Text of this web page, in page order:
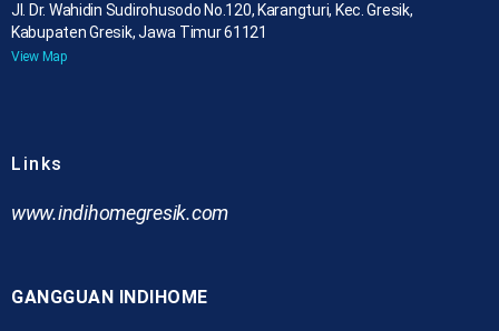
Jl. Dr. Wahidin Sudirohusodo No.120, Karangturi, Kec. Gresik,
Kabupaten Gresik, Jawa Timur 61121
View Map
Links
www.indihomegresik.com
GANGGUAN INDIHOME